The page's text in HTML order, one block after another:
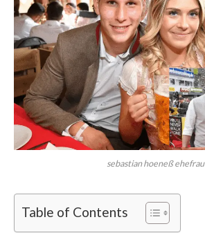
sebastian hoeneß ehefrau
Table of Contents